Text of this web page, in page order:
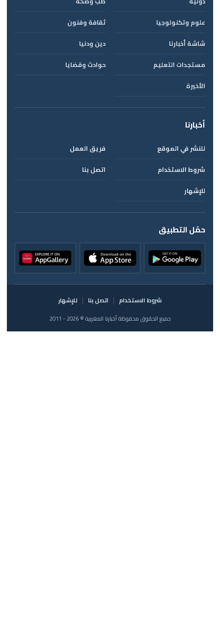
علوم وتكنولوجيا
ثقافة وفنون
شاشة أخبارنا
دين ودنيا
مستجدات التعليم
حوادث وقضايا
الأخيرة
أخبارنا
للنشر في الموقع
فريق العمل
شروط الاستخدام
اتصل بنا
للإشهار
حمّل التطبيق
شروط الاستخدام اتصل بنا
للإشهار
جميع الحقوق محفوظة أخبارنا المغربية © 2026 - 2011